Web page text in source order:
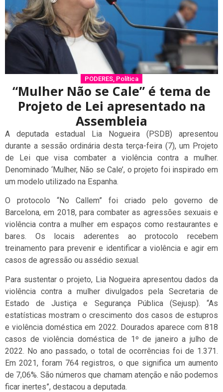
PODERES Política
“Mulher Não se Cale” é tema de
Projeto de Lei apresentado na
Assembleia
A deputada estadual Lia Nogueira (PSDB) apresentou
durante a sessão ordinária desta terça-feira (7), um Projeto
de Lei que visa combater a violência contra a mulher.
Denominado ‘Mulher, Não se Cale’, o projeto foi inspirado em
um modelo utilizado na Espanha.
O protocolo “No Callem” foi criado pelo governo de
Barcelona, em 2018, para combater as agressões sexuais e
violência contra a mulher em espaços como restaurantes e
bares. Os locais aderentes ao protocolo recebem
treinamento para prevenir e identificar a violência e agir em
casos de agressão ou assédio sexual.
Para sustentar o projeto, Lia Nogueira apresentou dados da
violência contra a mulher divulgados pela Secretaria de
Estado de Justiça e Segurança Pública (Sejusp). “As
estatísticas mostram o crescimento dos casos de estupros
e violência doméstica em 2022. Dourados aparece com 818
casos de violência doméstica de 1º de janeiro a julho de
2022. No ano passado, o total de ocorrências foi de 1.371.
Em 2021, foram 764 registros, o que significa um aumento
de 7,06%. São números que chamam atenção e não podemos
ficar inertes”, destacou a deputada.